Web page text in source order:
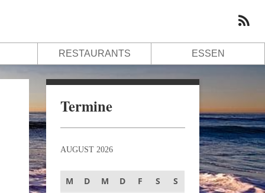
RESTAURANTS ESSEN
Termine
AUGUST 2026
M D M D F S
S